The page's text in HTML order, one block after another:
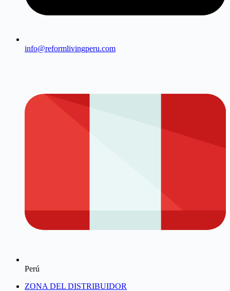
info@reformlivingperu.com
Perú
ZONA DEL DISTRIBUIDOR